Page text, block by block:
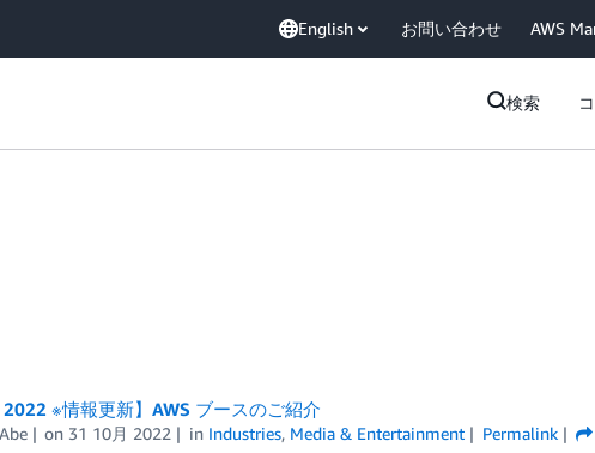
English お問い合わせ AWS
検索
2022 ※情報更新】AWS ブースのご紹介
on 31 10月 2022 in Industries, Media & Entertainment Permalink